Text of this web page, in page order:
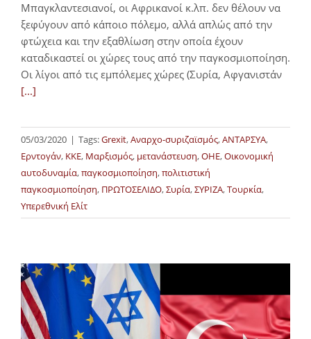
Μπαγκλαντεσιανοί, οι Αφρικανοί κ.λπ. δεν θέλουν να
ξεφύγουν από κάποιο πόλεμο, αλλά απλώς από την
φτώχεια και την εξαθλίωση στην οποία έχουν
καταδικαστεί οι χώρες τους από την παγκοσμιοποίηση.
Οι λίγοι από τις εμπόλεμες χώρες (Συρία, Αφγανιστάν
[...]
05/03/2020 | Tags:Grexit,Αναρχο-συριζαϊσμός,ΑΝΤΑΡΣΥΑ,
Ερντογάν, ΚΚΕ, Μαρξισμός, μετανάστευση,ΟΗΕ,Οικονομική
αυτοδυναμία,παγκοσμιοποίηση,πολιτιστική
παγκοσμιοποίηση, ΠΡΩΤΟΣΕΛΙΔΟ,Συρία,ΣΥΡΙΖΑ,Τουρκία,
Υπερεθνική Ελίτ